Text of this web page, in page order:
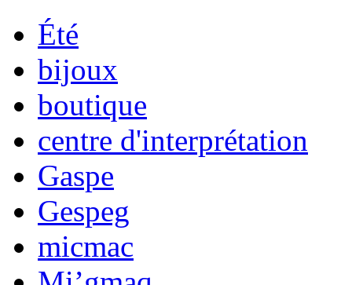
Été
bijoux
boutique
centre d'interprétation
Gaspe
Gespeg
micmac